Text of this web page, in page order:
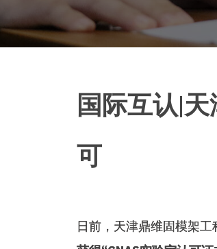
国际互认|
可
日前，天津鼎维固模架工